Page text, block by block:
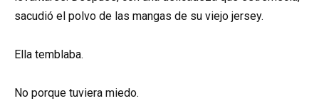
sacudió el polvo de las mangas de su viejo jersey.
Ella temblaba.
No porque tuviera miedo.